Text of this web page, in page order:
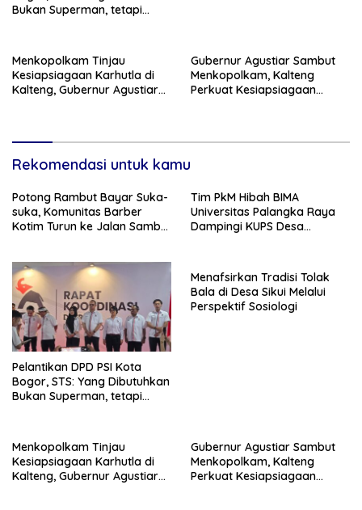
Bukan Superman, tetapi
Menkopolkam Tinjau
Kesiapsiagaan Karhutla di
Kalteng, Gubernur Agustiar
Gubernur Agustiar Sambut
Menkopolkam, Kalteng
Perkuat Kesiapsiagaan
Rekomendasi untuk kamu
Potong Rambut Bayar Suka-
suka, Komunitas Barber
Kotim Turun ke Jalan Sambut
Tim PkM Hibah BIMA
Universitas Palangka Raya
Dampingi KUPS Desa
Pelantikan DPD PSI Kota
Bogor, STS: Yang Dibutuhkan
Bukan Superman, tetapi
Menafsirkan Tradisi Tolak
Bala di Desa Sikui Melalui
Perspektif Sosiologi
Menkopolkam Tinjau
Kesiapsiagaan Karhutla di
Kalteng, Gubernur Agustiar
Gubernur Agustiar Sambut
Menkopolkam, Kalteng
Perkuat Kesiapsiagaan